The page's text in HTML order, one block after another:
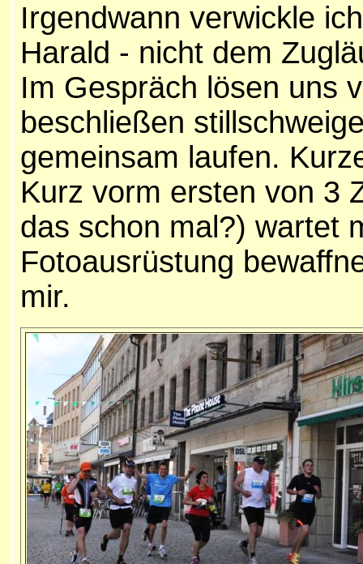
Irgendwann verwickle
Harald - nicht dem
Im Gespräch lösen uns
beschließen
gemeinsam laufen.
Kurz vorm ersten von 3
das schon mal?) wartet
Fotoausrüstung
mir.